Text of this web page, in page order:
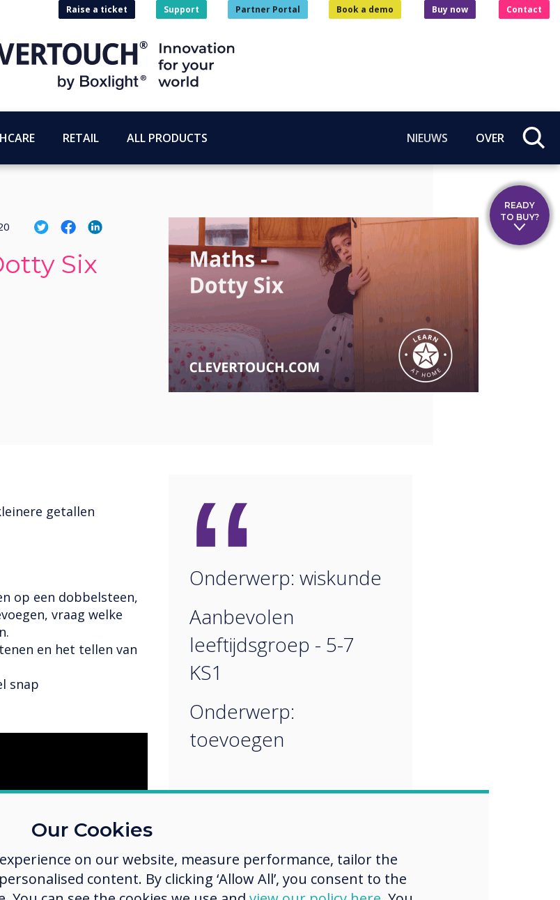
Raise a ticket Support Partner Portal Book a demo Buy now Contact
RETAIL ALL PRODUCTS NIEUWS OVER
Six
getallen
op een dobbelsteen,
vraag welke
en het tellen van
snap
“
Onderwerp: wiskunde
Aanbevolen
leeftijdsgroep - 5-7
KS1
Onderwerp:
toevoegen
READY
TO BUY?
Our Cookies
on our website, measure performance, tailor the
content. By clicking ‘Allow All’, you consent to the